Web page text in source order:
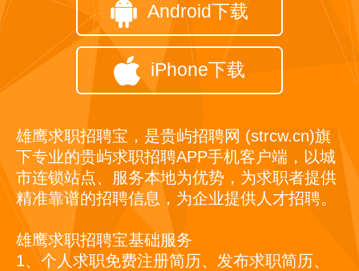
Android下载
iPhone下载
雄鹰求职招聘宝，是贵屿招聘网 (strcw.cn)旗
下专业的贵屿求职招聘APP手机客户端，以城
市连锁站点、服务本地为优势，为求职者提供
精准靠谱的招聘信息，为企业提供人才招聘。
雄鹰求职招聘宝基础服务
1、个人求职免费注册简历、发布求职简历、